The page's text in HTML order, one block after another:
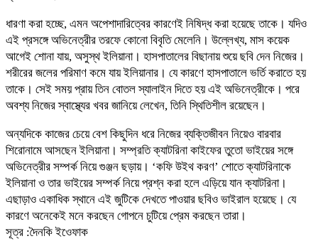
ধারণা করা হচ্ছে, এমন অপেশাদারিত্বের কারণেই নিষিদ্ধ করা হয়েছে তাকে। যদিও
এই প্রসঙ্গে অভিনেত্রীর তরফে কোনো বিবৃতি মেলেনি। উল্লেখ্য, মাস কয়েক
আগেই শোনা যায়, অসুস্থ ইলিয়ানা। হাসপাতালের বিছানায় শুয়ে ছবি দেন নিজের।
শরীরের জলের পরিমাণ কমে যায় ইলিয়ানার। যে কারণে হাসপাতালে ভর্তি করাতে হয়
তাকে। সেই সময় প্রায় তিন বোতল স্যালাইন দিতে হয় এই অভিনেত্রীকে। পরে
অবশ্য নিজের স্বাস্থ্যের খবর জানিয়ে লেখেন, তিনি স্থিতিশীল রয়েছেন।
অন্যদিকে কাজের চেয়ে বেশ কিছুদিন ধরে নিজের ব্যক্তিজীবন নিয়েও বারবার
শিরোনামে আসছেন ইলিয়ানা। সম্প্রতি ক্যাটরিনা কাইফের তুতো ভাইয়ের সঙ্গে
অভিনেত্রীর সম্পর্ক নিয়ে গুঞ্জন ছড়ায়। ‘কফি উইথ করণ’ শোতে ক্যাটরিনাকে
ইলিয়ানা ও তার ভাইয়ের সম্পর্ক নিয়ে প্রশ্ন করা হলে এড়িয়ে যান ক্যাটরিনা।
এছাড়াও একাধিক স্থানে এই জুটিকে দেখতে পাওয়ার ছবিও ভাইরাল হয়েছে। যে
কারণে অনেকেই মনে করছেন গোপনে চুটিয়ে প্রেম করছেন তারা।
সূত্র :দৈনকি ইওেফাক